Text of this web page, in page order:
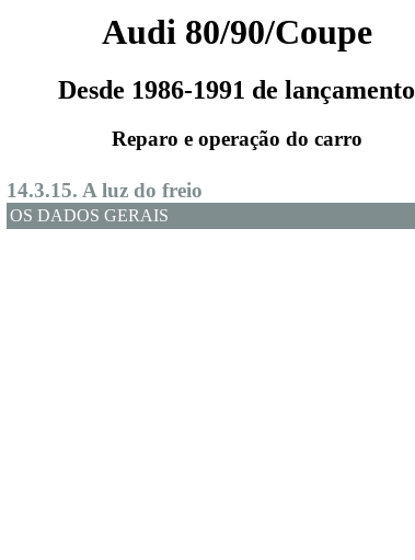
Audi 80/90/Coupe
Desde 1986-1991 de lançamento
Reparo e operação do carro
14.3.15. A luz do freio
OS DADOS GERAIS